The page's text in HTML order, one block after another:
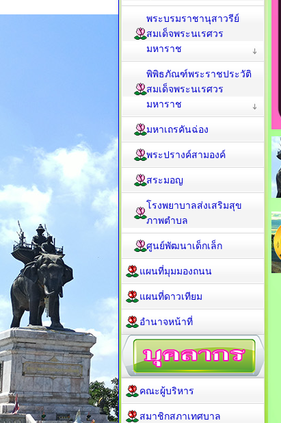
พระบรมราชานุสาวรีย์
สมเด็จพระนเรศวร
มหาราช
พิพิธภัณฑ์พระราชประวัติ
สมเด็จพระนเรศวร
มหาราช
มหาเถรคันฉ่อง
พระปรางค์สามองค์
สระมอญ
โรงพยาบาลส่งเสริมสุข
ภาพตำบล
ศูนย์พัฒนาเด็กเล็ก
แผนที่มุมมองถนน
แผนที่ดาวเทียม
อำนาจหน้าที่
คณะผู้บริหาร
สมาชิกสภาเทศบาล